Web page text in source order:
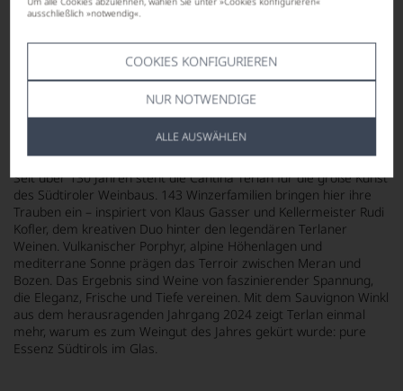
ausschließlich »notwendig«.
COOKIES KONFIGURIEREN
NUR NOTWENDIGE
ALLE AUSWÄHLEN
WEITERE WEINE AUS ITALIEN
Sauvignon Winkl
Der Kundenliebling von Italiens bester
Seit über 130 Jahren steht die Cantina Terlan für die große Kunst
des Südtiroler Weinbaus. 143 Winzerfamilien bringen hier ihre
Trauben ein – inspiriert von Klaus Gasser und Kellermeister Rudi
Kofler, dem kreativen Duo hinter den legendären Terlaner
Weinen. Vulkanischer Porphyr, alpine Höhenlagen und
mediterrane Sonne prägen das Terroir zwischen Meran und
Bozen. Das Ergebnis sind Weine von faszinierender Spannung,
die Eleganz, Frische und Tiefe vereinen. Mit dem Sauvignon Winkl
aus dem herausragenden Jahrgang 2024 zeigt Terlan einmal
mehr, warum es zum Weingut des Jahres gekürt wurde: pure
Essenz Südtirols im Glas.